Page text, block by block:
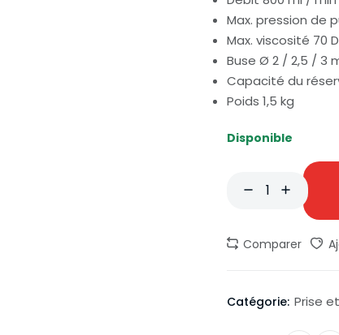
Max. pression de
Max. viscosité 70
Buse Ø 2 / 2,5 / 3
Capacité du
Poids 1,5 kg
Disponible
Comparer
Catégorie: Prise